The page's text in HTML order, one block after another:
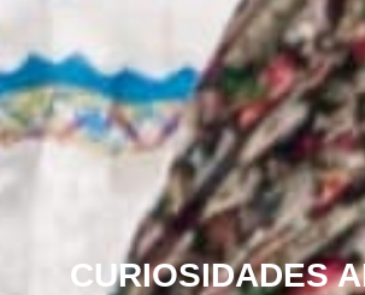
CURIOSIDADES